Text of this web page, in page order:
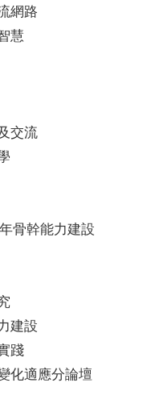
網路
慧
交流
骨幹能力建設
建設
踐
化適應分論壇